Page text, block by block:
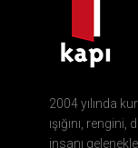
2004 yılında
ışığını,
insanı